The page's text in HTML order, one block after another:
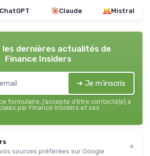
ChatGPT Claude Mistral
les dernières actualités de
Finance Insiders
➔ Je m'inscris
formulaire, j’accepte d’être contacté(e) à
par Finance Insiders et ses
sources préférées sur Google